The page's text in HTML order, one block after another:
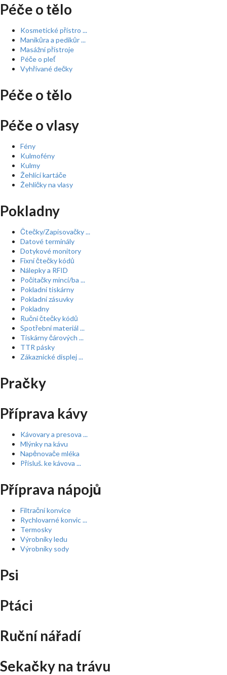
Péče o tělo
Kosmetické přístro ...
Manikůra a pedikůr ...
Masážní přístroje
Péče o pleť
Vyhřívané dečky
Péče o tělo
Péče o vlasy
Fény
Kulmofény
Kulmy
Žehlící kartáče
Žehličky na vlasy
Pokladny
Čtečky/Zapisovačky ...
Datové terminály
Dotykové monitory
Fixní čtečky kódů
Nálepky a RFID
Počítačky mincí/ba ...
Pokladní tiskárny
Pokladní zásuvky
Pokladny
Ruční čtečky kódů
Spotřební materiál ...
Tiskárny čárových ...
TTR pásky
Zákaznické displej ...
Pračky
Příprava kávy
Kávovary a presova ...
Mlýnky na kávu
Napěnovače mléka
Přísluš. ke kávova ...
Příprava nápojů
Filtrační konvice
Rychlovarné konvic ...
Termosky
Výrobníky ledu
Výrobníky sody
Psi
Ptáci
Ruční nářadí
Sekačky na trávu